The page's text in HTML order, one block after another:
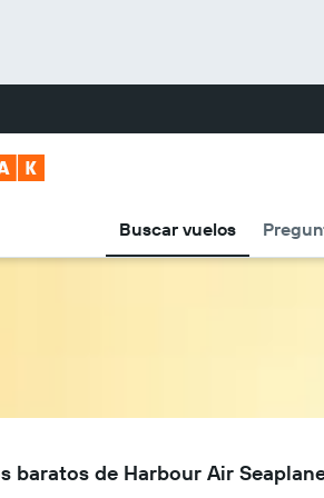
Buscar vuelos
baratos de Harbour Air